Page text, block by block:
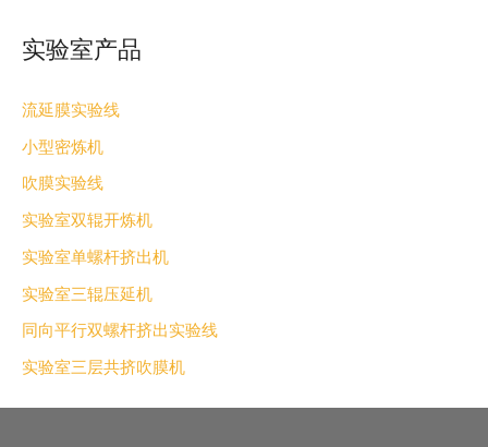
实验室产品
流延膜实验线
小型密炼机
吹膜实验线
实验室双辊开炼机
实验室单螺杆挤出机
实验室三辊压延机
同向平行双螺杆挤出实验线
实验室三层共挤吹膜机